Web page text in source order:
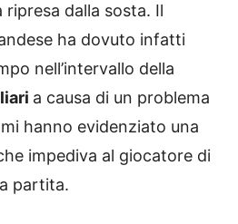
dalla sosta. Il
ha dovuto infatti
nell’intervallo della
a causa di un problema
hanno evidenziato una
impediva al giocatore di
partita.